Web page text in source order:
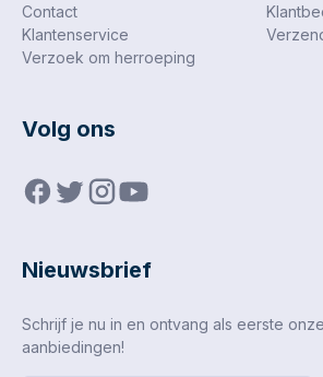
Contact
Klantenservice
Verzoek om herroeping
Volg ons
Nieuwsbrief
Schrijf je nu in en ontvang als eerste
aanbiedingen!